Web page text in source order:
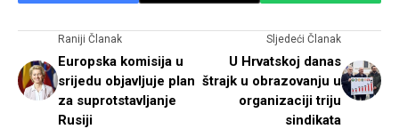
Raniji Članak
Europska komisija u
srijedu objavljuje plan
za suprotstavljanje
Rusiji
Sljedeći Članak
U Hrvatskoj danas
štrajk u obrazovanju u
organizaciji triju
sindikata